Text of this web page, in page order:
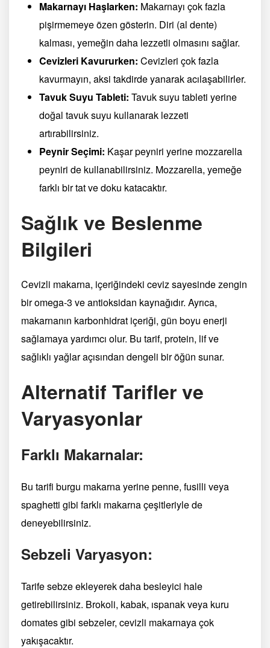
Makarnayı Haşlarken: Makarnayı çok fazla
pişirmemeye özen gösterin. Diri (al dente)
kalması, yemeğin daha lezzetli olmasını sağlar.
Cevizleri Kavururken: Cevizleri çok fazla
kavurmayın, aksi takdirde yanarak acılaşabilirler.
Tavuk Suyu Tableti: Tavuk suyu tableti yerine
doğal tavuk suyu kullanarak lezzeti
artırabilirsiniz.
Peynir Seçimi: Kaşar peyniri yerine mozzarella
peyniri de kullanabilirsiniz. Mozzarella, yemeğe
farklı bir tat ve doku katacaktır.
Sağlık ve Beslenme
Bilgileri
Cevizli makarna, içeriğindeki ceviz sayesinde zengin
bir omega-3 ve antioksidan kaynağıdır. Ayrıca,
makarnanın karbonhidrat içeriği, gün boyu enerji
sağlamaya yardımcı olur. Bu tarif, protein, lif ve
sağlıklı yağlar açısından dengeli bir öğün sunar.
Alternatif Tarifler ve
Varyasyonlar
Farklı Makarnalar:
Bu tarifi burgu makarna yerine penne, fusilli veya
spaghetti gibi farklı makarna çeşitleriyle de
deneyebilirsiniz.
Sebzeli Varyasyon:
Tarife sebze ekleyerek daha besleyici hale
getirebilirsiniz. Brokoli, kabak, ıspanak veya kuru
domates gibi sebzeler, cevizli makarnaya çok
yakışacaktır.